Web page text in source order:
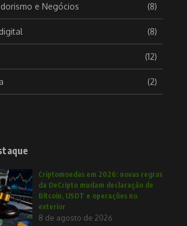
e Negócios (8)
(8)
(12)
(2)
Criptomoedas em 2026: novas regras
da DeCripto mudam declaração de
Bitcoin, USDT e operações no
exterior
8 de agosto de 2026